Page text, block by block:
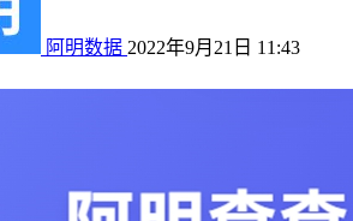
阿明数据 2022年9月21日 11:43